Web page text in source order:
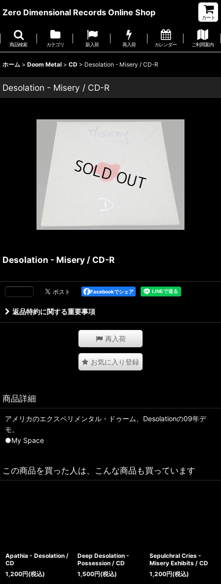
Zero Dimensional Records Online Shop
カート
商品検索 カテゴリ 新入荷 再入荷 カレンダー ご利用案内
ホーム > Doom Metal > CD > Desolation - Misery / CD-R
Desolation - Misery / CD-R
Desolation - Misery / CD-R
Facebookでシェア
返品特約に関する重要事項
再入荷
お気に入り登録
商品詳細
アメリカのエクスペリメンタル・ドゥーム、Desolationの09年デ
モ。
●My Space
この商品を買った人は、こんな商品も買っています
Apathia - Desolation /
CD
1,200円(税込)
Deep Desolation -
Possession / CD
1,500円(税込)
Sepulchral Cries -
Misery Exhibits / CD
1,200円(税込)